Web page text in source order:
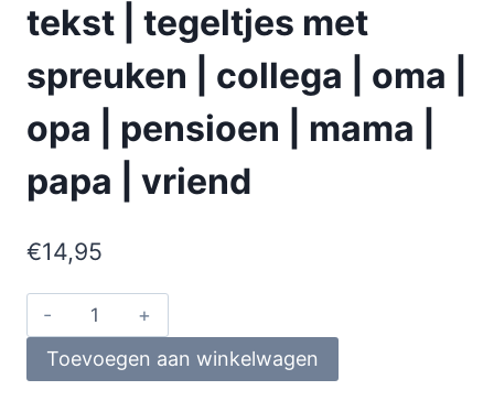
tekst | tegeltjes met
spreuken | collega | oma |
opa | pensioen | mama |
papa | vriend
€14,95
Toevoegen aan winkelwagen